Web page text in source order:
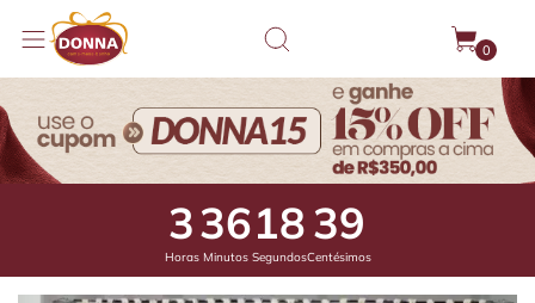
0
3
Horas
36
Minutos
17
Segundos
90
Centésimos